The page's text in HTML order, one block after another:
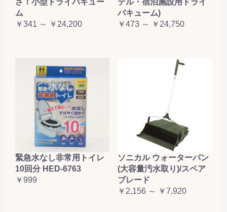
さ！小型ドライバキュー
ム
￥341 ～ ￥24,200
テル・宿泊施設用ドライ
バキューム)
￥473 ～ ￥24,750
緊急水なし非常用トイレ
10回分 HED-6763
￥999
ソニカル ウォーターパン
(大容量汚水取り)/スペア
ブレード
￥2,156 ～ ￥7,920